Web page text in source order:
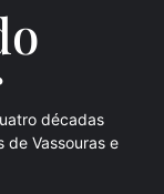
décadas
de Vassouras e